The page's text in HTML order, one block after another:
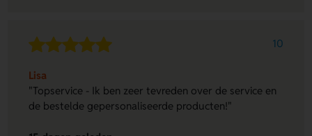
10
Lisa
"Topservice - Ik ben zeer tevreden over de service en
de bestelde gepersonaliseerde producten!"